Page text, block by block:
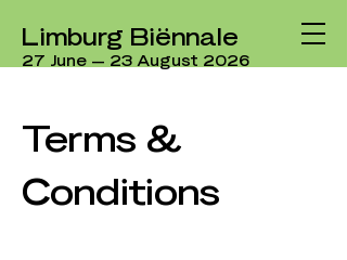
Limburg Biënnale
27 June — 23 August 2026
Terms &
Conditions